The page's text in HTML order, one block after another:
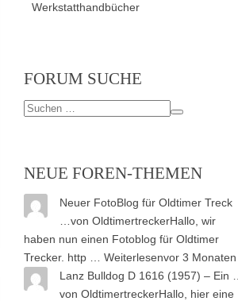
Werkstatthandbücher
FORUM SUCHE
NEUE FOREN-THEMEN
Neuer FotoBlog für Oldtimer Treck
von OldtimertreckerHallo, wir
haben nun einen Fotoblog für Oldtimer
Trecker. http … Weiterlesenvor 3 Monaten
Lanz Bulldog D 1616 (1957) – Ein …
von OldtimertreckerHallo, hier eine